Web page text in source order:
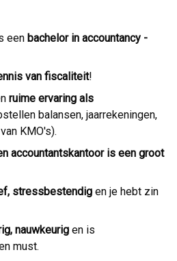
een bachelor in accountancy -
van fiscaliteit!
ruime ervaring als
balansen, jaarrekeningen,
KMO's).
accountantskantoor is een groot
stressbestendig en je hebt zin
nauwkeurig en is
must.